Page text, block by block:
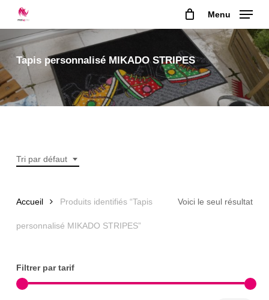
main
content
Menu
Tapis personnalisé MIKADO STRIPES
Tri par défaut
Voici le seul résultat
Accueil Produits identifiés “Tapis
personnalisé MIKADO STRIPES”
Filtrer par tarif